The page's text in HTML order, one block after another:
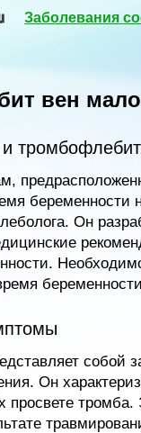
Заболевания
вен
беременности
Он
собой
Он
просвете